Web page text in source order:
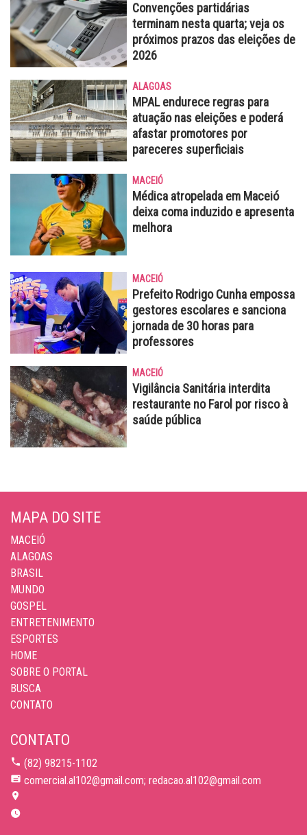
Convenções partidárias
terminam nesta quarta; veja os
próximos prazos das eleições de
2026
ALAGOAS
MPAL endurece regras para
atuação nas eleições e poderá
afastar promotores por
pareceres superficiais
MACEIÓ
Médica atropelada em Maceió
deixa coma induzido e apresenta
melhora
MACEIÓ
Prefeito Rodrigo Cunha empossa
gestores escolares e sanciona
jornada de 30 horas para
professores
MACEIÓ
Vigilância Sanitária interdita
restaurante no Farol por risco à
saúde pública
MAPA DO SITE
MACEIÓ
ALAGOAS
BRASIL
MUNDO
GOSPEL
ENTRETENIMENTO
ESPORTES
HOME
SOBRE O PORTAL
BUSCA
CONTATO
CONTATO
(82) 98215-1102
comercial.al102@gmail.com; redacao.al102@gmail.com